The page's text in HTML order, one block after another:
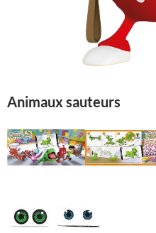
Animaux sauteurs